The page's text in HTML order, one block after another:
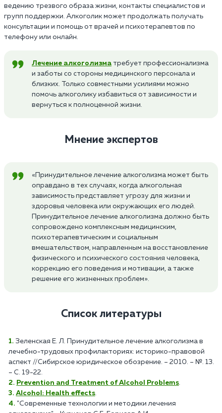
ведению трезвого образа жизни, контакты специалистов и
групп поддержки. Алкоголик может продолжать получать
консультации и помощь от врачей и психотерапевтов по
телефону или онлайн.
Лечение алкоголизма требует профессионализма
и заботы со стороны медицинского персонала и
близких. Только совместными усилиями можно
помочь алкоголику избавиться от зависимости и
вернуться к полноценной жизни.
Мнение экспертов
«Принудительное лечение алкоголизма может быть
оправдано в тех случаях, когда алкогольная
зависимость представляет угрозу для жизни и
здоровья человека или окружающих его людей.
Принудительное лечение алкоголизма должно быть
сопровождено комплексным медицинским,
психотерапевтическим и социальным
вмешательством, направленным на восстановление
физического и психического состояния человека,
коррекцию его поведения и мотивации, а также
решение его жизненных проблем».
Список литературы
Зеленская Е. Л. Принудительное лечение алкоголизма в
лечебно-трудовых профилакториях: историко-правовой
аспект //Сибирское юридическое обозрение. – 2010. – №. 13.
– С. 19-22.
Prevention and Treatment of Alcohol Problems.
Alcohol: Health effects.
"Современные технологии и методики лечения